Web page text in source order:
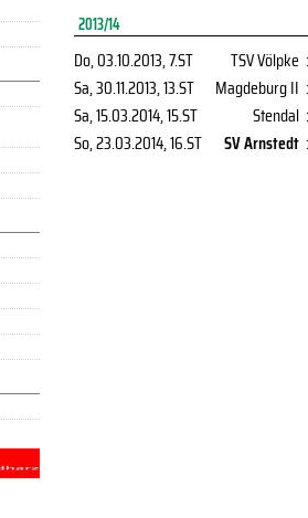
2013/14
Do, 03.10.2013, 7.ST TSV Völpke :
Sa, 30.11.2013, 13.ST Magdeburg II :
Sa, 15.03.2014, 15.ST Stendal :
So, 23.03.2014, 16.ST SV Arnstedt :